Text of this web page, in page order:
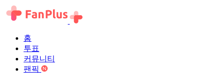
홈
투표
커뮤니티
팬픽